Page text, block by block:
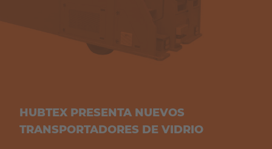
HUBTEX PRESENTA NUEVOS
TRANSPORTADORES DE VIDRIO